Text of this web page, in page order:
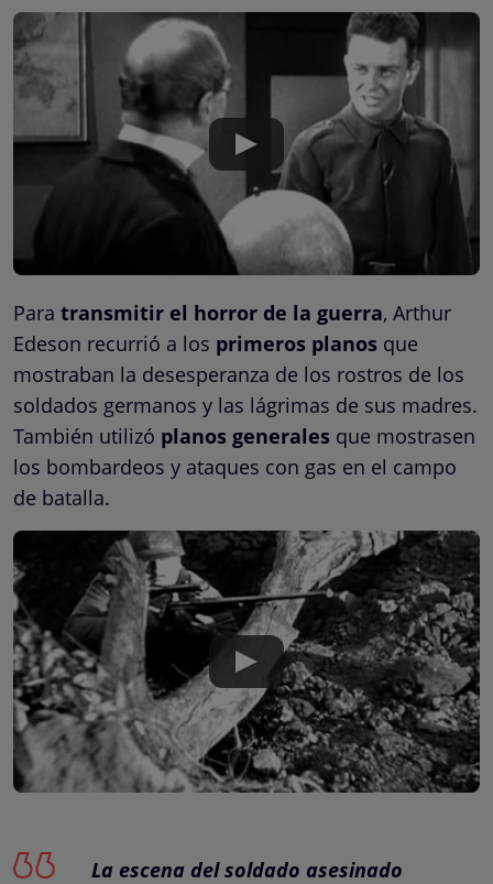
Para transmitir el horror de la guerra, Arthur
Edeson recurrió a los primeros planos que
mostraban la desesperanza de los rostros de los
soldados germanos y las lágrimas de sus madres.
También utilizó planos generales que mostrasen
los bombardeos y ataques con gas en el campo
de batalla.
La escena del soldado asesinado